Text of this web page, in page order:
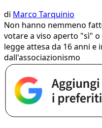
di Marco Tarquinio
Non hanno nemmeno
votare a viso aperto "sì"
legge attesa da 16 anni e
dall'associazionismo